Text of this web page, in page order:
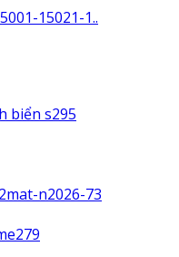
15021-1..
biển s295
n2026-73